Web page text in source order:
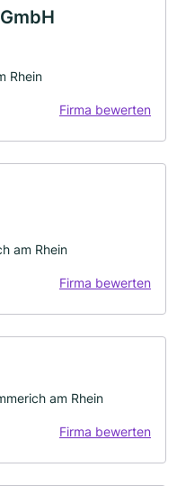
Rhein
Firma bewerten
am Rhein
Firma bewerten
am Rhein
Firma bewerten